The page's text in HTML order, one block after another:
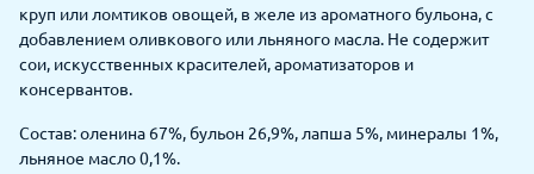
круп или ломтиков овощей, в желе из ароматного бульона, с
добавлением оливкового или льняного масла. Не содержит
сои, искусственных красителей, ароматизаторов и
консервантов.
Состав: оленина 67%, бульон 26,9%, лапша 5%, минералы 1%,
льняное масло 0,1%.